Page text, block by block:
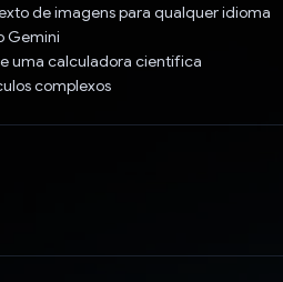
de imagens para qualquer idioma
Gemini
uma calculadora científica
complexos